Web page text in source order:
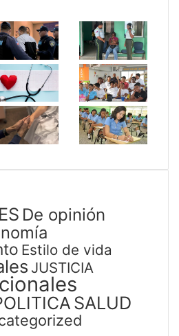
De opinión
Estilo de vida
JUSTICIA
SALUD